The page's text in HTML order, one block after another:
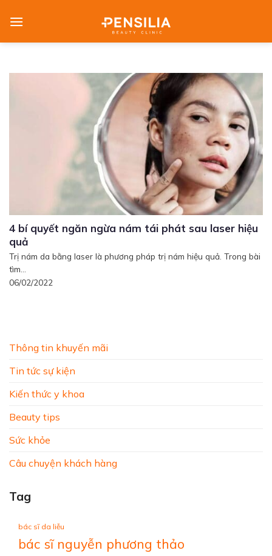
Thông tin khuyến mãi
Tin tức sự kiện
Kiến thức y khoa
Beauty tips
Sức khỏe
Câu chuyện khách hàng
Tag
bác sĩ da liễu
bác sĩ nguyễn phương thảo
4 bí quyết ngăn ngừa nám tái phát sau laser hiệu
quả
Trị nám da bằng laser là phương pháp trị nám hiệu quả. Trong bài
tìm...
06/02/2022